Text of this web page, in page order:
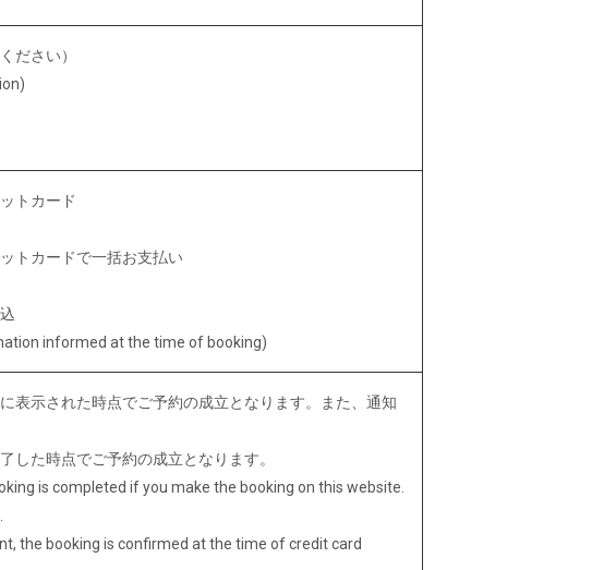
ださい）
トカード
トカードで一括お支払い
informed at the time of booking)
表示された時点でご予約の成立となります。また、通知
した時点でご予約の成立となります。
is completed if you make the booking on this website.
the booking is confirmed at the time of credit card